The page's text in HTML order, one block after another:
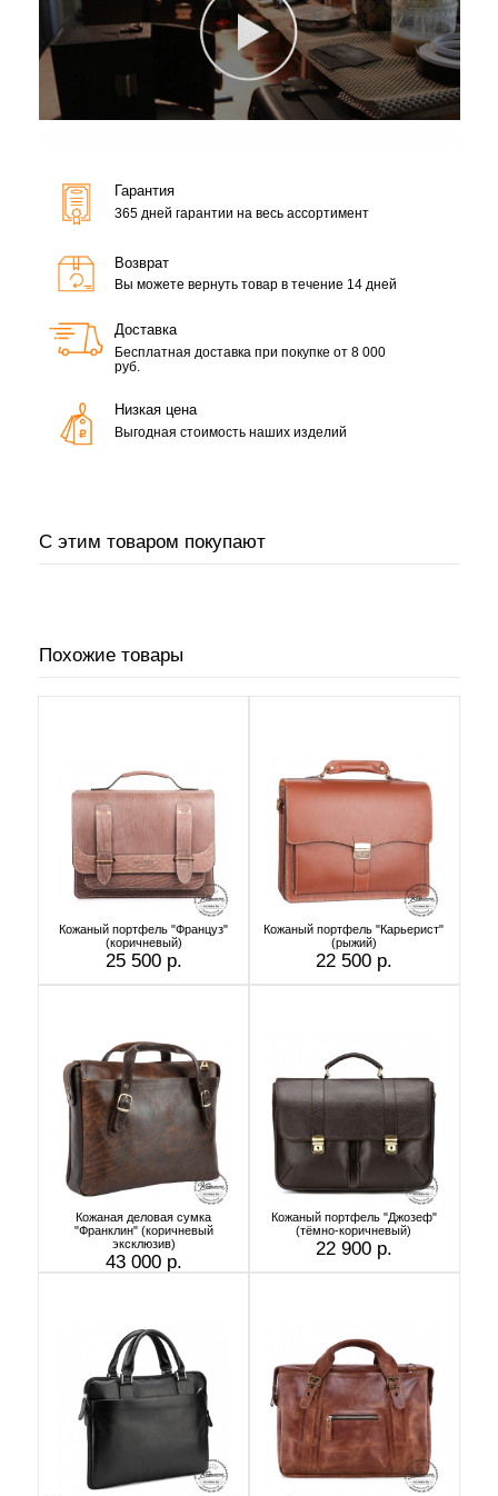
Гарантия
365 дней гарантии на весь ассортимент
Возврат
Вы можете вернуть товар в течение 14 дней
Доставка
Бесплатная доставка при покупке от 8 000
руб.
Низкая цена
Выгодная стоимость наших изделий
С этим товаром покупают
Похожие товары
Кожаный портфель "Француз"
(коричневый)
25 500 р.
Кожаный портфель "Карьерист"
(рыжий)
22 500 р.
Кожаная деловая сумка
"Франклин" (коричневый
эксклюзив)
43 000 р.
Кожаный портфель "Джозеф"
(тёмно-коричневый)
22 900 р.